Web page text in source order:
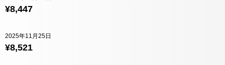
¥8,447
¥8,521
2025年11月25日